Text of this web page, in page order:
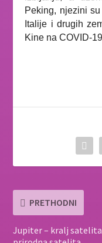
Peking, njezini
Italije i drugih
Kine na COVID-19
PRETHODNI
Jupiter – kralj